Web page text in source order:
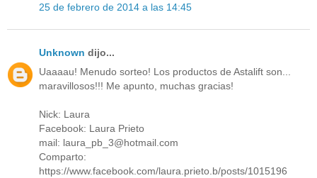
25 de febrero de 2014 a las 14:45
Unknown dijo...
Uaaaau! Menudo sorteo! Los productos de Astalift son...
maravillosos!!! Me apunto, muchas gracias!
Nick: Laura
Facebook: Laura Prieto
mail: laura_pb_3@hotmail.com
Comparto:
https://www.facebook.com/laura.prieto.b/posts/1015196